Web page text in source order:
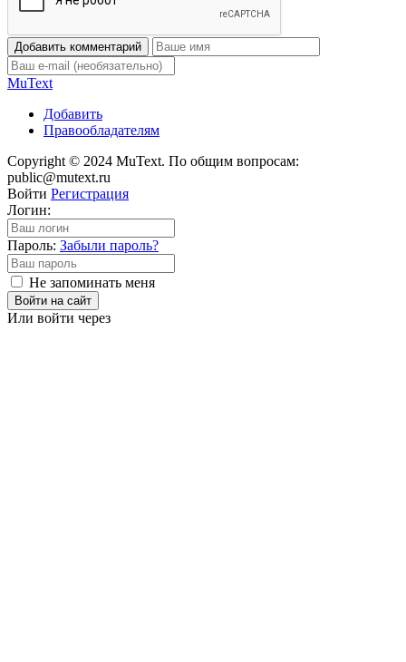
Добавить комментарий
MuText
Добавить
Правообладателям
Copyright © 2024 MuText. По общим вопросам:
public@mutext.ru
Войти Регистрация
Логин:
Пароль: Забыли пароль?
Не запоминать меня
Войти на сайт
Или войти через